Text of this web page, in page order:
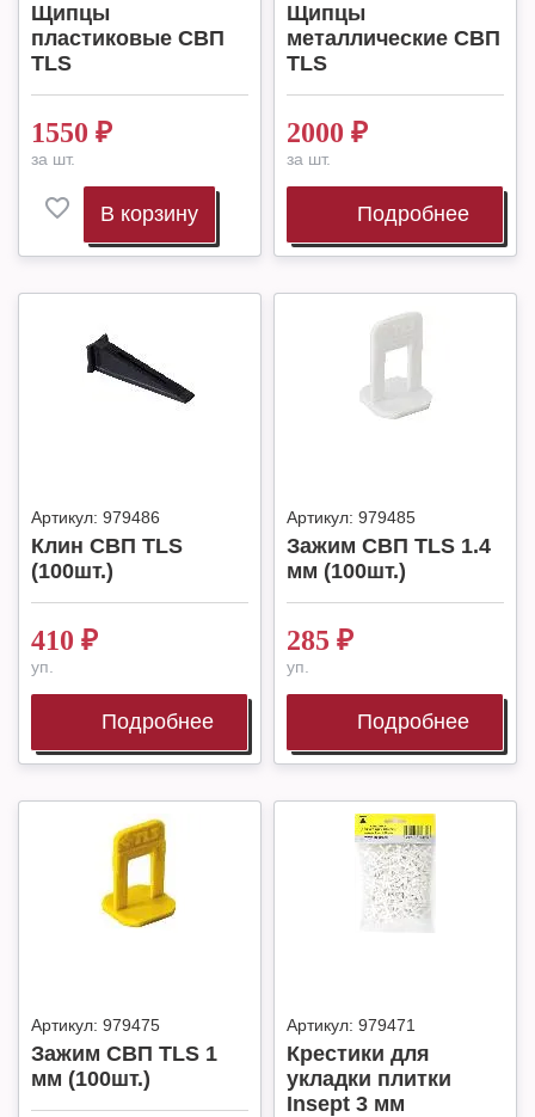
Щипцы
пластиковые СВП
TLS
1550 ₽
за шт.
В корзину
Щипцы
металлические СВП
TLS
2000 ₽
за шт.
Подробнее
Артикул: 979486
Клин СВП TLS
(100шт.)
410 ₽
уп.
Подробнее
Артикул: 979485
Зажим СВП TLS 1.4
мм (100шт.)
285 ₽
уп.
Подробнее
Артикул: 979475
Зажим СВП TLS 1
мм (100шт.)
Артикул: 979471
Крестики для
укладки плитки
Insept 3 мм